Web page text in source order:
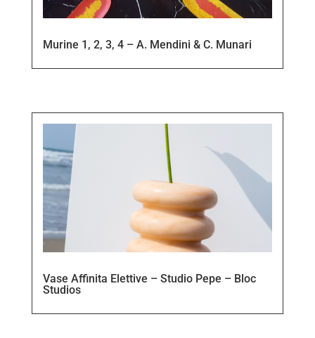
Murine 1, 2, 3, 4 – A. Mendini & C. Munari
Vase Affinita Elettive – Studio Pepe – Bloc
Studios